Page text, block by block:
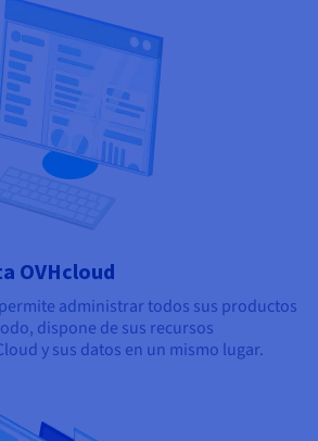
OVHcloud
administrar todos sus productos
dispone de sus recursos
y sus datos en un mismo lugar.